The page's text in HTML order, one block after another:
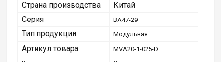
Страна производства
Китай
Серия
ВА47-29
Тип продукции Модульная
Артикул товара
MVA20-1-025-D